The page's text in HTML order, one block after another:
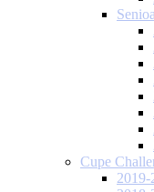
Cupe
2019-